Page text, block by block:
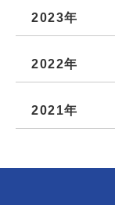
2023年
2022年
2021年